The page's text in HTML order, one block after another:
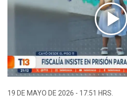
19 DE MAYO DE 2026 - 17:51 HRS.